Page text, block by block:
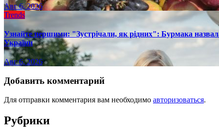
Авг 6, 2026
Trends
Узнайте першими: "Зустрічали, як рідних": Бурмака
України
Авг 6, 2026
Добавить комментарий
Для отправки комментария вам необходимо авторизоваться.
Рубрики